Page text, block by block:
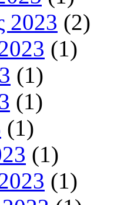
2023 (2)
(1)
(1)
(1)
(1)
(1)
(1)